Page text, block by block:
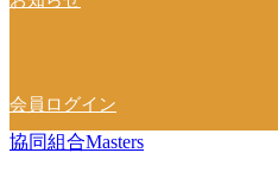
会員ログイン
協同組合Masters